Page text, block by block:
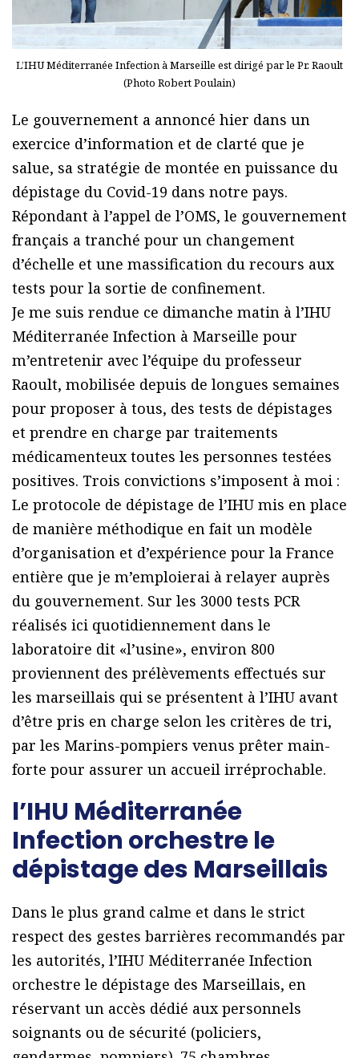
L’IHU Méditerranée Infection à Marseille est dirigé par le Pr. Raoult
(Photo Robert Poulain)
Le gouvernement a annoncé hier dans un
exercice d’information et de clarté que je
salue, sa stratégie de montée en puissance du
dépistage du Covid-19 dans notre pays.
Répondant à l’appel de l’OMS, le gouvernement
français a tranché pour un changement
d’échelle et une massification du recours aux
tests pour la sortie de confinement.
Je me suis rendue ce dimanche matin à l’IHU
Méditerranée Infection à Marseille pour
m’entretenir avec l’équipe du professeur
Raoult, mobilisée depuis de longues semaines
pour proposer à tous, des tests de dépistages
et prendre en charge par traitements
médicamenteux toutes les personnes testées
positives. Trois convictions s’imposent à moi :
Le protocole de dépistage de l’IHU mis en place
de manière méthodique en fait un modèle
d’organisation et d’expérience pour la France
entière que je m’emploierai à relayer auprès
du gouvernement. Sur les 3000 tests PCR
réalisés ici quotidiennement dans le
laboratoire dit «l’usine», environ 800
proviennent des prélèvements effectués sur
les marseillais qui se présentent à l’IHU avant
d’être pris en charge selon les critères de tri,
par les Marins-pompiers venus prêter main-
forte pour assurer un accueil irréprochable.
l’IHU Méditerranée
Infection orchestre le
dépistage des Marseillais
Dans le plus grand calme et dans le strict
respect des gestes barrières recommandés par
les autorités, l’IHU Méditerranée Infection
orchestre le dépistage des Marseillais, en
réservant un accès dédié aux personnels
soignants ou de sécurité (policiers,